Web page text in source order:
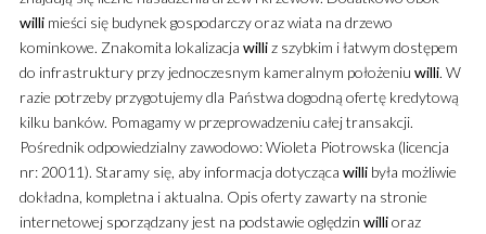
willimieści się budynek gospodarczy oraz wiata na drzewo
kominkowe. Znakomita lokalizacja williz szybkim i łatwym dostępem
do infrastruktury przy jednoczesnym kameralnym położeniu willi. W
razie potrzeby przygotujemy dla Państwa dogodną ofertę kredytową
kilku banków. Pomagamy w przeprowadzeniu całej transakcji.
Pośrednik odpowiedzialny zawodowo: Wioleta Piotrowska (licencja
nr: 20011). Staramy się, aby informacja dotycząca willibyła możliwie
dokładna, kompletna i aktualna. Opis oferty zawarty na stronie
internetowej sporządzany jest na podstawie oględzin willioraz